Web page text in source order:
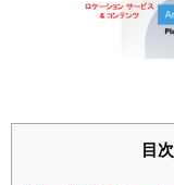
目次